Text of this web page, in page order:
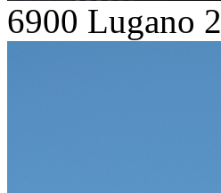
6900 Lugano 2